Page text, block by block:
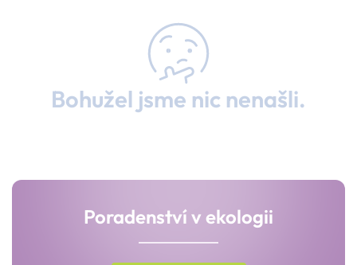
Bohužel jsme nic nenašli.
Poradenství v ekologii